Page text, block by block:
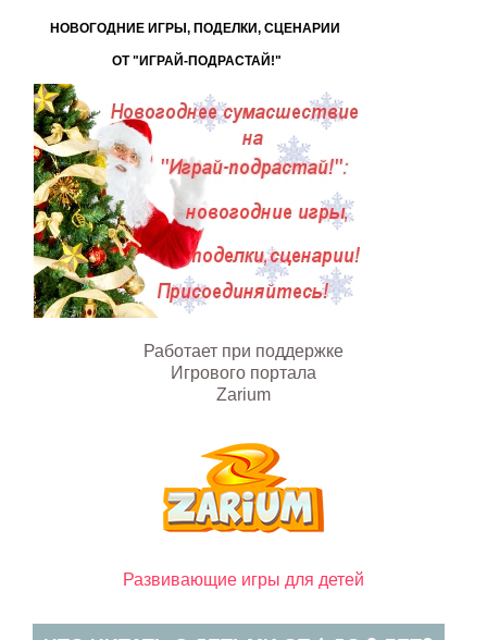
НОВОГОДНИЕ ИГРЫ, ПОДЕЛКИ, СЦЕНАРИИ
ОТ "ИГРАЙ-ПОДРАСТАЙ!"
Работает при поддержке
Игрового портала
Zarium
Развивающие игры для детей